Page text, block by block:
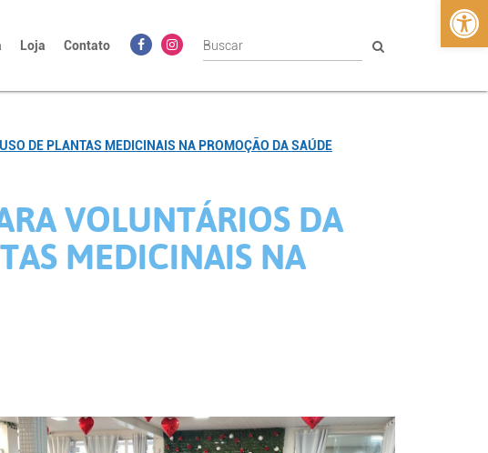
Loja Contato
DE PLANTAS MEDICINAIS NA PROMOÇÃO DA SAÚDE
VOLUNTÁRIOS DA
MEDICINAIS NA